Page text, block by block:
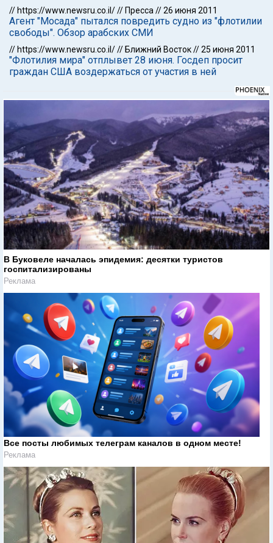
// https://www.newsru.co.il/// Пресса //26 июня 2011
Агент "Мосада" пытался повредить судно из "флотилии
свободы". Обзор арабских СМИ
// https://www.newsru.co.il/// Ближний Восток//25 июня 2011
"Флотилия мира" отплывет 28 июня. Госдеп просит
граждан США воздержаться от участия в ней
В Буковеле началась эпидемия: десятки туристов
госпитализированы
Реклама
Все посты любимых телеграм каналов в одном месте!
Реклама